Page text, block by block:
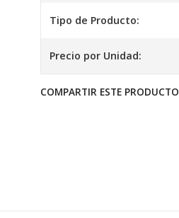
Tipo de Producto:
Precio por Unidad:
COMPARTIR ESTE PRODUCTO